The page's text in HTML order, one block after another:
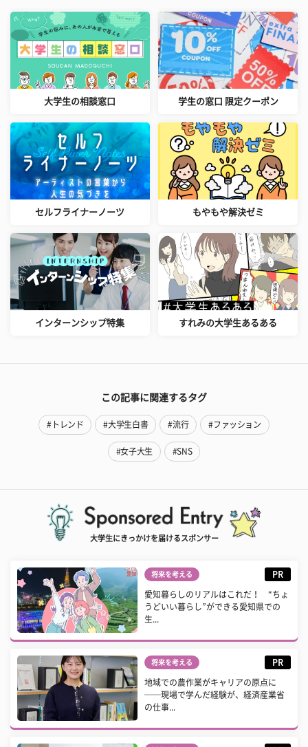
大学生の相談窓口 学生の窓口 限定クーポン
セルフライナーノーツ もやもや解決ゼミ
インターンシップ特集 すれみの大学生あるある
この記事に関連するタグ
#トレンド #大学生白書 #流行 #ファッション
#女子大生 #SNS
大学生にきっかけを届けるスポンサー
将来を考える PR
愛知暮らしのリアルはこれだ！ “ちょ
うどいい暮らし”ができる愛知県での
生...
将来を考える PR
地域での農作業がキャリアの原点に
──現場で学んだ経験が、経済産業省
の仕事...